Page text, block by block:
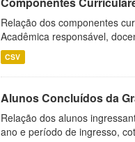
Relação dos componentes
Acadêmica responsável,
CSV
Alunos Concluídos da
Relação dos alunos
ano e período de ingresso,